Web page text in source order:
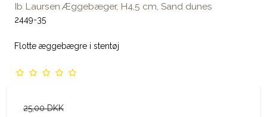
Ib Laursen Æggebæger, H4,5 cm, Sand dunes
2449-35
Flotte æggebægre i stentøj
25,00 DKK